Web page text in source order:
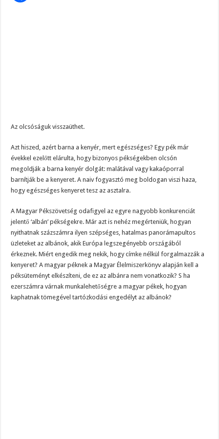
Az olcsóságuk visszaüthet.
Azt hiszed, azért barna a kenyér, mert egészséges? Egy pék már
évekkel ezelőtt elárulta, hogy bizonyos pékségekben olcsón
megoldják a barna kenyér dolgát: malátával vagy kakaóporral
barnítják be a kenyeret. A naiv fogyasztó meg boldogan viszi haza,
hogy egészséges kenyeret tesz az asztalra.
A Magyar Pékszövetség odafigyel az egyre nagyobb konkurenciát
jelentő ‘albán’ pékségekre. Már azt is nehéz megérteniük, hogyan
nyithatnak százszámra ilyen szépséges, hatalmas panorámapultos
üzleteket az albánok, akik Európa legszegényebb országából
érkeznek. Miért engedik meg nekik, hogy címke nélkül forgalmazzák a
kenyeret? A magyar péknek a Magyar Élelmiszerkönyv alapján kell a
péksüteményt elkészíteni, de ez az albánra nem vonatkozik? S ha
ezerszámra várnak munkalehetőségre a magyar pékek, hogyan
kaphatnak tömegével tartózkodási engedélyt az albánok?